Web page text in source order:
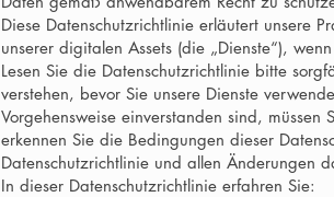
Diese Datenschutzrichtlinie erläutert unsere
unserer digitalen Assets (die „Dienste“),
Lesen Sie die Datenschutzrichtlinie bitte
verstehen, bevor Sie unsere Dienste
Vorgehensweise einverstanden sind,
erkennen Sie die Bedingungen dieser
Datenschutzrichtlinie und allen Änderungen
In dieser Datenschutzrichtlinie erfahren Sie: